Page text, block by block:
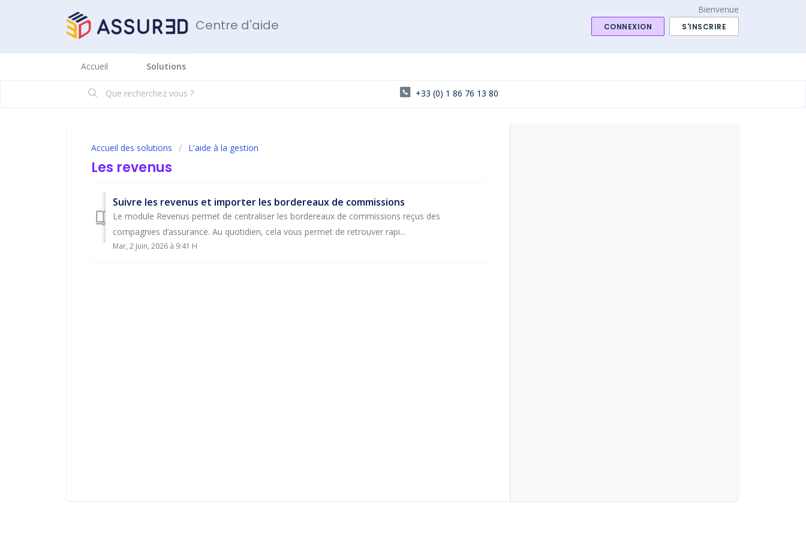
Centre d'aide
Bienvenue
CONNEXION S'INSCRIRE
Accueil Solutions
+33 (0) 1 86 76 13 80
Accueil des solutions L'aide à la gestion
Les revenus
Suivre les revenus et importer les bordereaux de commissions
Le module Revenus permet de centraliser les bordereaux de commissions reçus des
compagnies d’assurance. Au quotidien, cela vous permet de retrouver rapi...
Mar, 2 Juin, 2026 à 9:41 H